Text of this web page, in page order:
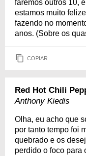
faremos outros 10,
estamos muito
fazendo no
anos. (Sobre os
COPIAR
Red Hot Chili
Anthony Kiedis
Olha, eu acho que
por tanto tempo foi
quebrado e os
perdido o foco para